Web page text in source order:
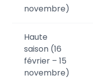
novembre)
Haute
saison (16
février – 15
novembre)